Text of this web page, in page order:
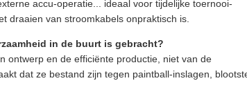
accu-operatie... ideaal voor tijdelijke toernooi-
draaien van stroomkabels onpraktisch is.
in de buurt is gebracht?
ontwerp en de efficiënte productie, niet van de
dat ze bestand zijn tegen paintball-inslagen,